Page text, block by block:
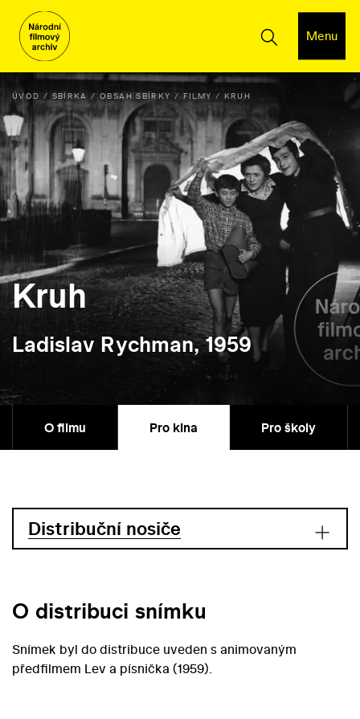
Menu
ÚVOD SBÍRKA OBSAH SBÍRKY FILMY KRUH
Kruh
Ladislav Rychman, 1959
O filmu Pro kina Pro školy
Distribuční nosiče
O distribuci snímku
Snímek byl do distribuce uveden s animovaným
předfilmem Lev a písnička (1959).